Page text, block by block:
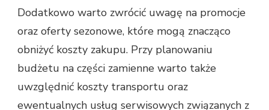
Dodatkowo warto zwrócić uwagę na promocje
oraz oferty sezonowe, które mogą znacząco
obniżyć koszty zakupu. Przy planowaniu
budżetu na części zamienne warto także
uwzględnić koszty transportu oraz
ewentualnych usług serwisowych związanych z